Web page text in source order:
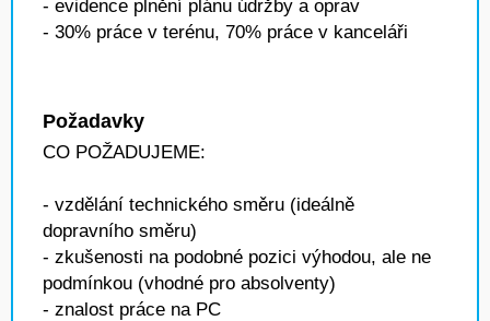
- evidence plnění plánu údržby a oprav
- 30% práce v terénu, 70% práce v kanceláři
Požadavky
CO POŽADUJEME:
- vzdělání technického směru (ideálně
dopravního směru)
- zkušenosti na podobné pozici výhodou, ale ne
podmínkou (vhodné pro absolventy)
- znalost práce na PC